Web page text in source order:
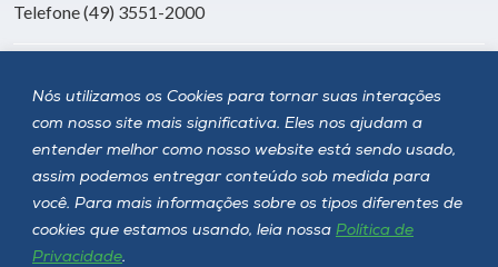
Nós utilizamos os Cookies para tornar suas interações
com nosso site mais significativa. Eles nos ajudam a
entender melhor como nosso website está sendo usado,
assim podemos entregar conteúdo sob medida para
você. Para mais informações sobre os tipos diferentes de
cookies que estamos usando, leia nossa Política de
Privacidade.
Telefone (49) 3551-2000
Siga a Unoesc